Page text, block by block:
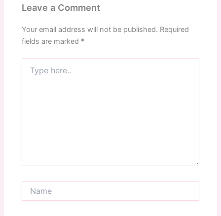
Leave a Comment
Your email address will not be published. Required
fields are marked *
here..